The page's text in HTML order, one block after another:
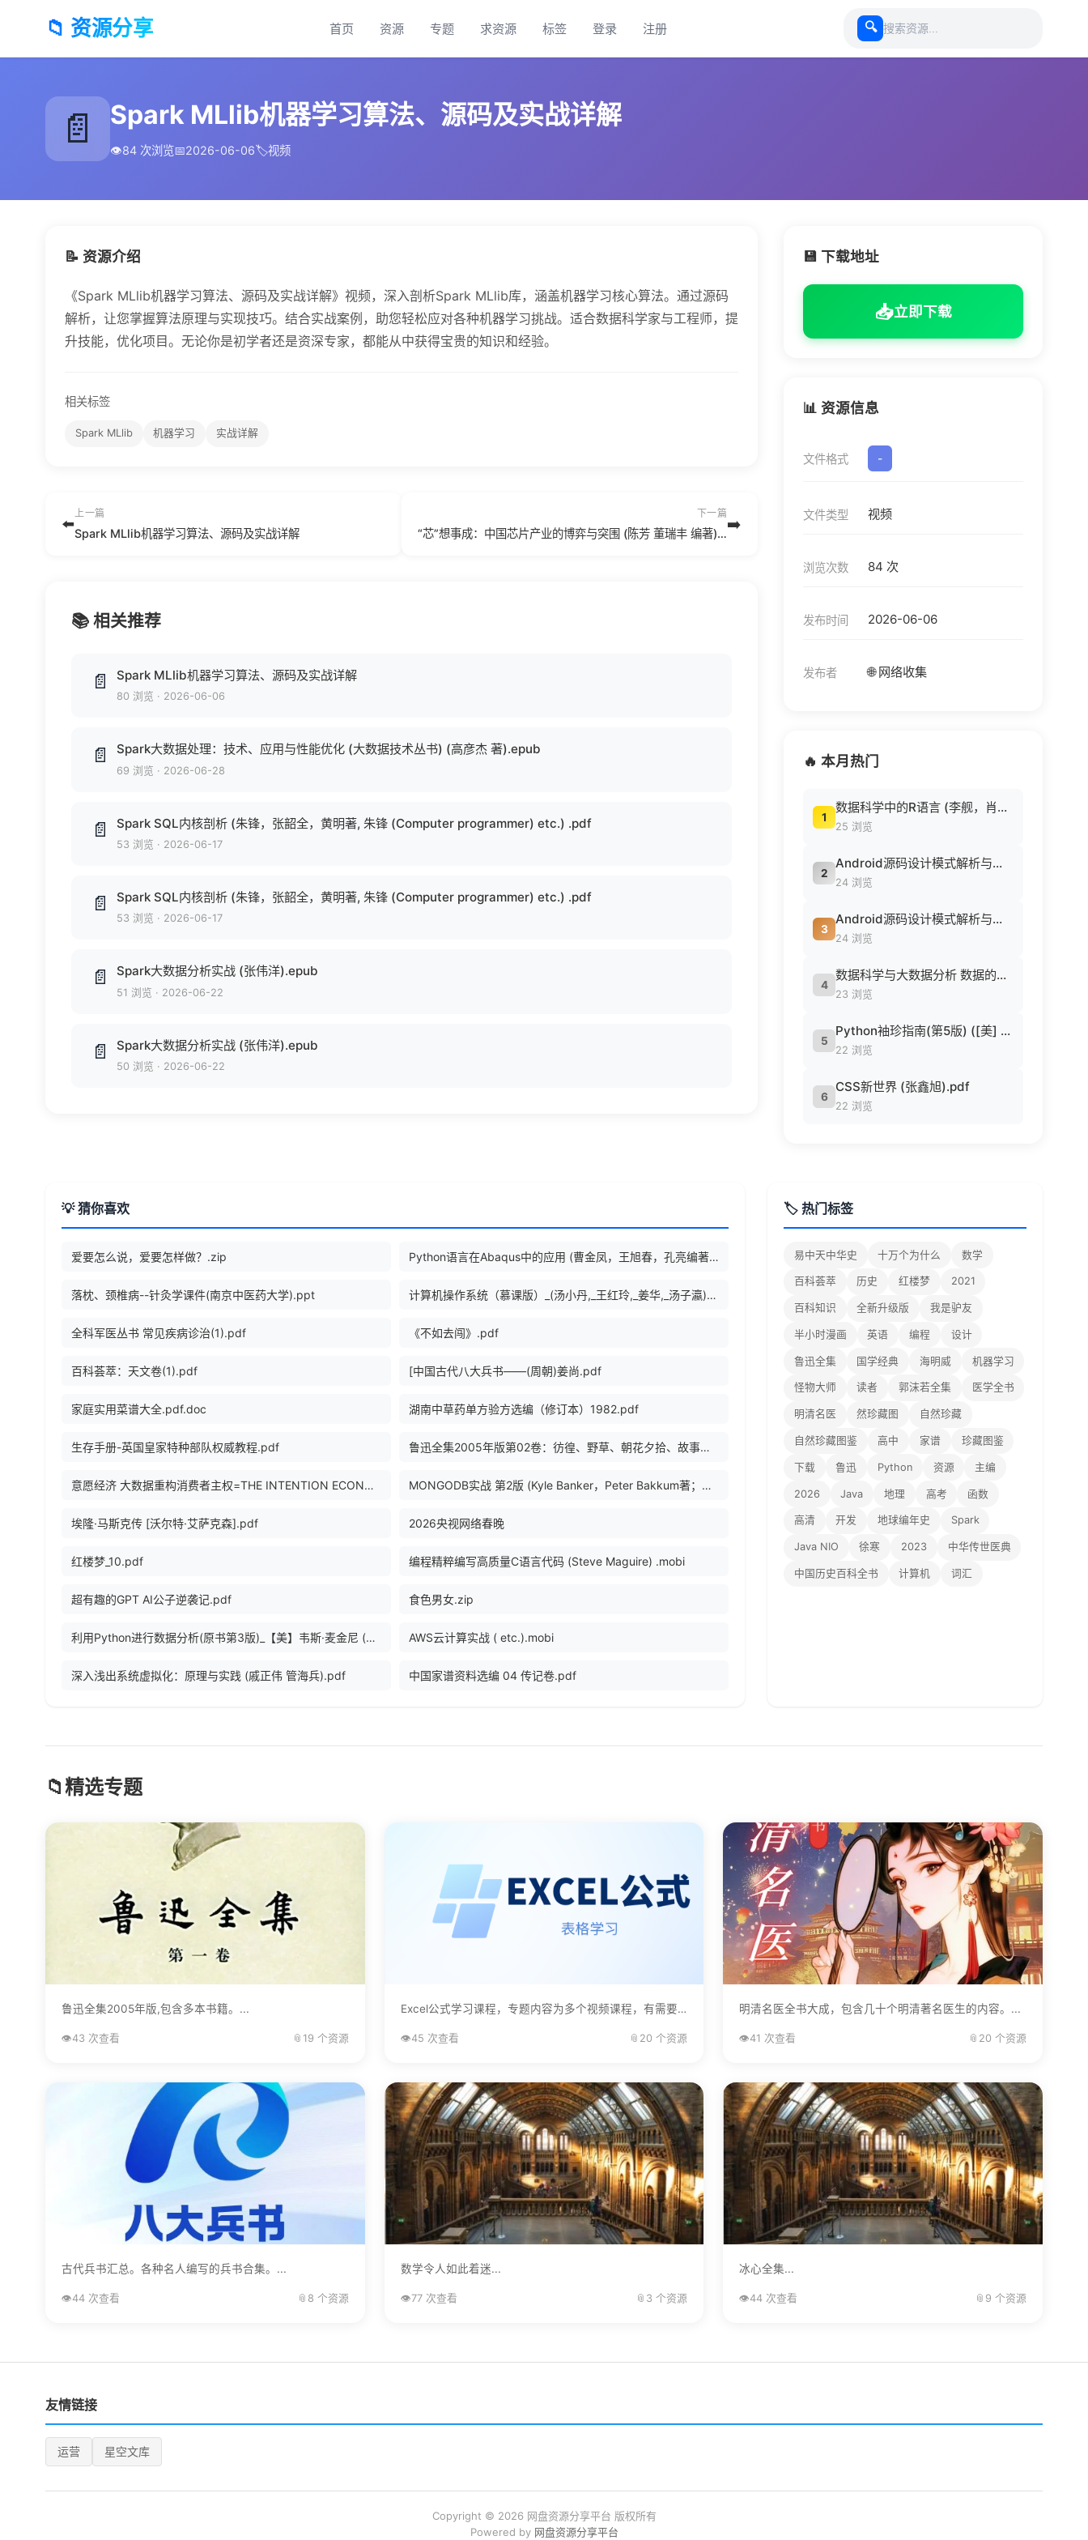
📁 资源分享 首页 资源 专题 求资源 标签 登录 注册 🔍
📄 Spark MLlib机器学习算法、源码及实战详解
👁️84 次浏览📅2026-06-06🏷️视频
📝 资源介绍
《Spark MLlib机器学习算法、源码及实战详解》视频，深入剖析Spark MLlib库，涵盖机器学习核心算法。通过源码
解析，让您掌握算法原理与实现技巧。结合实战案例，助您轻松应对各种机器学习挑战。适合数据科学家与工程师，提
升技能，优化项目。无论你是初学者还是资深专家，都能从中获得宝贵的知识和经验。
相关标签
Spark MLlib 机器学习 实战详解
⬅️
上一篇
Spark MLlib机器学习算法、源码及实战详解
下一篇
“芯”想事成：中国芯片产业的博弈与突围 (陈芳 董瑞丰 编著).epub➡️
📚 相关推荐
📄 Spark MLlib机器学习算法、源码及实战详解
80 浏览 · 2026-06-06
📄 Spark大数据处理：技术、应用与性能优化 (大数据技术丛书) (高彦杰 著).epub
69 浏览 · 2026-06-28
📄 Spark SQL内核剖析 (朱锋，张韶全，黄明著, 朱锋 (Computer programmer) etc.) .pdf
53 浏览 · 2026-06-17
📄 Spark SQL内核剖析 (朱锋，张韶全，黄明著, 朱锋 (Computer programmer) etc.) .pdf
53 浏览 · 2026-06-17
📄 Spark大数据分析实战 (张伟洋).epub
51 浏览 · 2026-06-22
📄 Spark大数据分析实战 (张伟洋).epub
50 浏览 · 2026-06-22
💾 下载地址
📥立即下载
📊 资源信息
文件格式 -
文件类型 视频
浏览次数 84 次
发布时间 2026-06-06
发布者 🌐 网络收集
🔥 本月热门
1
数据科学中的R语言 (李舰，肖凯著, 李舰，肖凯著；吴喜之审校, Pdg2Pic).pdf
25 浏览
2
Android源码设计模式解析与实战 (何红辉，关爱民著, 何红辉, 关爱民著, 何红辉, 关爱民).pdf
24 浏览
3
Android源码设计模式解析与实战 (何红辉，关爱民著, 何红辉, 关爱民著, 何红辉, 关爱民).pdf
24 浏览
4
数据科学与大数据分析 数据的发现 分析 可视化与表示 ( etc.).epub
23 浏览
5
Python袖珍指南(第5版) ([美] 马克·卢茨 (Mark Lutz) 著 候荣涛 译).pdf
22 浏览
6
CSS新世界 (张鑫旭).pdf
22 浏览
💡 猜你喜欢
爱要怎么说，爱要怎样做？.zip Python语言在Abaqus中的应用 (曹金凤，王旭春，孔亮编著, 曹金凤, 王旭春, 孔亮编著, 孔亮 etc.).pdf
落枕、颈椎病--针灸学课件(南京中医药大学).ppt 计算机操作系统（慕课版）_(汤小丹,_王红玲,_姜华,_汤子瀛)_(Z-Library).pdf
全科军医丛书 常见疾病诊治(1).pdf 《不如去闯》.pdf
百科荟萃：天文卷(1).pdf [中国古代八大兵书——(周朝)姜尚.pdf
家庭实用菜谱大全.pdf.doc 湖南中草药单方验方选编（修订本）1982.pdf
生存手册-英国皇家特种部队权威教程.pdf 鲁迅全集2005年版第02卷：彷徨、野草、朝花夕拾、故事新编.pdf
意愿经济 大数据重构消费者主权=THE INTENTION ECONOMY WHEN CUSTOMERS TAKE CHARGE (（美）多克·希尔斯（DOESEARLS）著；李小玉，高美译, 希尔斯 MONGODB实战 第2版 (Kyle Banker，Peter Bakkum著；徐雷，徐扬译 etc.) .pdf
埃隆·马斯克传 [沃尔特·艾萨克森].pdf 2026央视网络春晚
红楼梦_10.pdf 编程精粹编写高质量C语言代码 (Steve Maguire) .mobi
超有趣的GPT AI公子逆袭记.pdf 食色男女.zip
利用Python进行数据分析(原书第3版)_【美】韦斯·麦金尼 (【美】韦斯·麦金尼,译者陈松).epub AWS云计算实战 ( etc.).mobi
深入浅出系统虚拟化：原理与实践 (戚正伟 管海兵).pdf 中国家谱资料选编 04 传记卷.pdf
🏷️ 热门标签
易中天中华史 十万个为什么 数学
百科荟萃 历史 红楼梦 2021
百科知识 全新升级版 我是驴友
半小时漫画 英语 编程 设计
鲁迅全集 国学经典 海明威 机器学习
怪物大师 读者 郭沫若全集 医学全书
明清名医 然珍藏图 自然珍藏
自然珍藏图鉴 高中 家谱 珍藏图鉴
下载 鲁迅 Python 资源 主编
2026 Java 地理 高考 函数
高清 开发 地球编年史 Spark
Java NIO 徐寒 2023 中华传世医典
中国历史百科全书 计算机 词汇
📁精选专题
鲁迅全集2005年版,包含多本书籍。...
👁️43 次查看 📎 19 个资源
Excel公式学习课程，专题内容为多个视频课程，有需要的自己下载学习。...
👁️45 次查看 📎 20 个资源
明清名医全书大成，包含几十个明清著名医生的内容。...
👁️41 次查看 📎 20 个资源
古代兵书汇总。各种名人编写的兵书合集。...
👁️44 次查看 📎 8 个资源
数学令人如此着迷...
👁️77 次查看 📎 3 个资源
冰心全集...
👁️44 次查看 📎 9 个资源
友情链接
运营 星空文库
Copyright © 2026 网盘资源分享平台 版权所有
Powered by 网盘资源分享平台